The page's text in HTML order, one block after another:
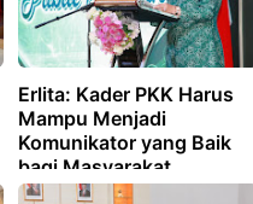
Erlita: Kader PKK Harus
Mampu Menjadi
Komunikator yang Baik
bagi Masyarakat